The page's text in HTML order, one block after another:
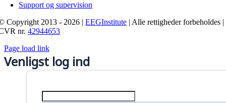
Support og supervision
Copyright 2013 - 2026 |EEGInstitute | Alle rettigheder forbeholdes |
nr.42944653
Page load link
Venligst log ind